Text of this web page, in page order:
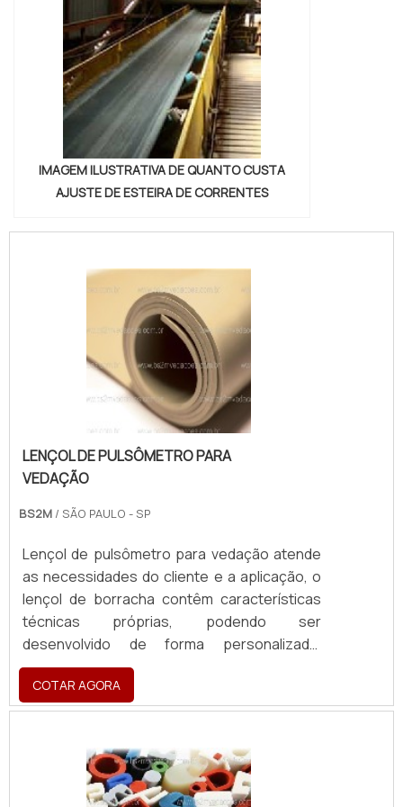
IMAGEM ILUSTRATIVA DE QUANTO CUSTA
AJUSTE DE ESTEIRA DE CORRENTES
LENÇOL DE PULSÔMETRO PARA
VEDAÇÃO
BS2M / SÃO PAULO - SP
Lençol de pulsômetro para vedação atende
as necessidades do cliente e a aplicação, o
lençol de borracha contêm características
técnicas próprias, podendo ser
desenvolvido de forma personalizada.
Possuem medidas padronizadas para a
execução dos lençóis de borracha, como
espessura e largura.INFORMAÇÕES ACERCA
de elastômeros naturais ou sintéticos, e é
fundamental que o fornecedor siga
corretamente as normas regulamentares
COTAR AGORA